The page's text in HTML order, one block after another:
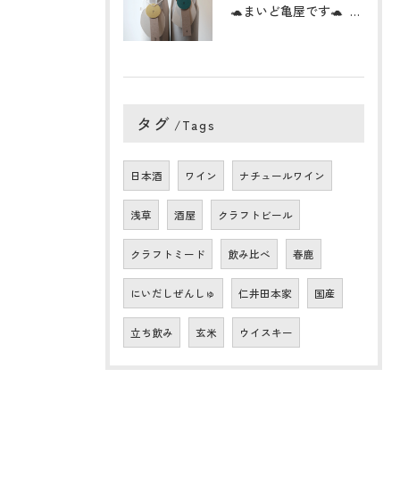
🐢まいど亀屋です🐢 ミードってやっぱ面白いお酒だと。
タグ Tags
日本酒 ワイン ナチュールワイン
浅草 酒屋 クラフトビール
クラフトミード 飲み比べ 春鹿
にいだしぜんしゅ 仁井田本家 国産
立ち飲み 玄米 ウイスキー